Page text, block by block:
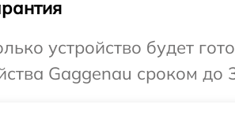
устройство будет
Gaggenau сроком до